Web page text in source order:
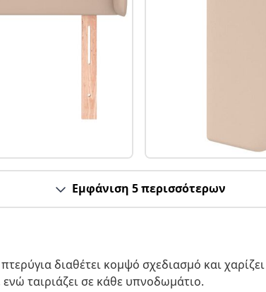
Εμφάνιση 5 περισσότερων
διαθέτει κομψό σχεδιασμό και
ταιριάζει σε κάθε υπνοδωμάτιο.